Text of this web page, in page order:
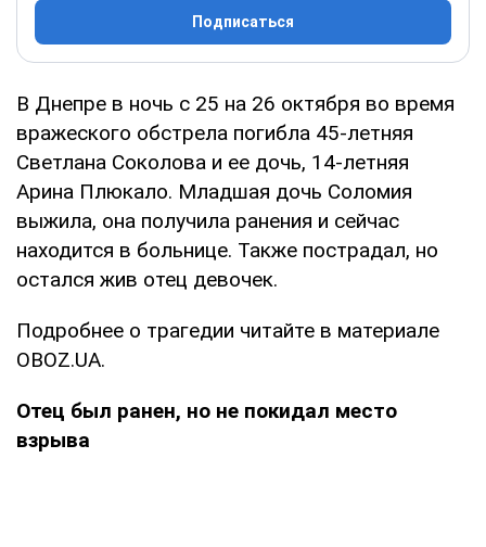
Подписаться
В Днепре в ночь с 25 на 26 октября во время
вражеского обстрела погибла 45-летняя
Светлана Соколова и ее дочь, 14-летняя
Арина Плюкало. Младшая дочь Соломия
выжила, она получила ранения и сейчас
находится в больнице. Также пострадал, но
остался жив отец девочек.
Подробнее о трагедии читайте в материале
OBOZ.UA.
Отец был ранен, но не покидал место
взрыва